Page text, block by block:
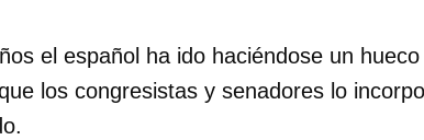
el español ha ido haciéndose un
los congresistas y senadores lo